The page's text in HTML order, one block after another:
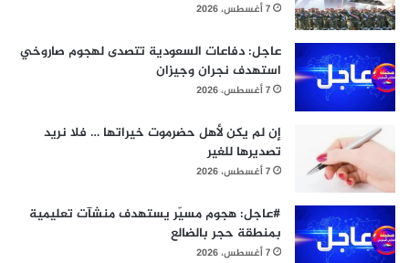
7 أغسطس، 2026
عاجل: دفاعات السعودية تتصدى لهجوم صاروخي
استهدف نجران وجيزان
7 أغسطس، 2026
إن لم يكن لأهل حضرموت خيراتها … فلا نريد
تصديرها للغير
7 أغسطس، 2026
#عاجل: هجوم مسيّر يستهدف منشآت تعليمية
بمنطقة حجر بالضالع
7 أغسطس، 2026